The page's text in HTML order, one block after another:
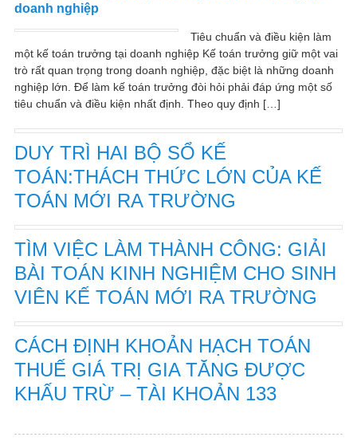
doanh nghiệp
Tiêu chuẩn và điều kiện làm
một kế toán trưởng tại doanh nghiệp Kế toán trưởng giữ một vai
trò rất quan trọng trong doanh nghiệp, đặc biệt là những doanh
nghiệp lớn. Để làm kế toán trưởng đòi hỏi phải đáp ứng một số
tiêu chuẩn và điều kiện nhất định. Theo quy định […]
DUY TRÌ HAI BỘ SỔ KẾ
TOÁN:THÁCH THỨC LỚN CỦA KẾ
TOÁN MỚI RA TRƯỜNG
TÌM VIỆC LÀM THÀNH CÔNG: GIẢI
BÀI TOÁN KINH NGHIỆM CHO SINH
VIÊN KẾ TOÁN MỚI RA TRƯỜNG
CÁCH ĐỊNH KHOẢN HẠCH TOÁN
THUẾ GIÁ TRỊ GIA TĂNG ĐƯỢC
KHẤU TRỪ – TÀI KHOẢN 133